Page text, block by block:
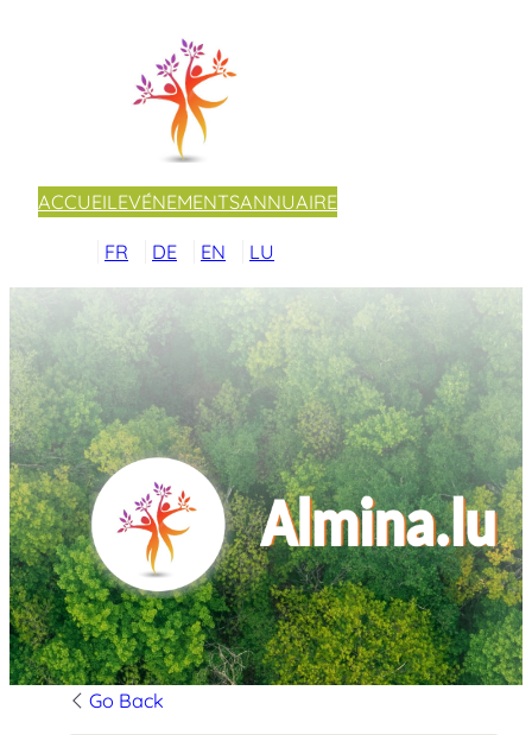
ACCUEILEVÉNEMENTSANNUAIRE
FR DE EN LU
Go Back